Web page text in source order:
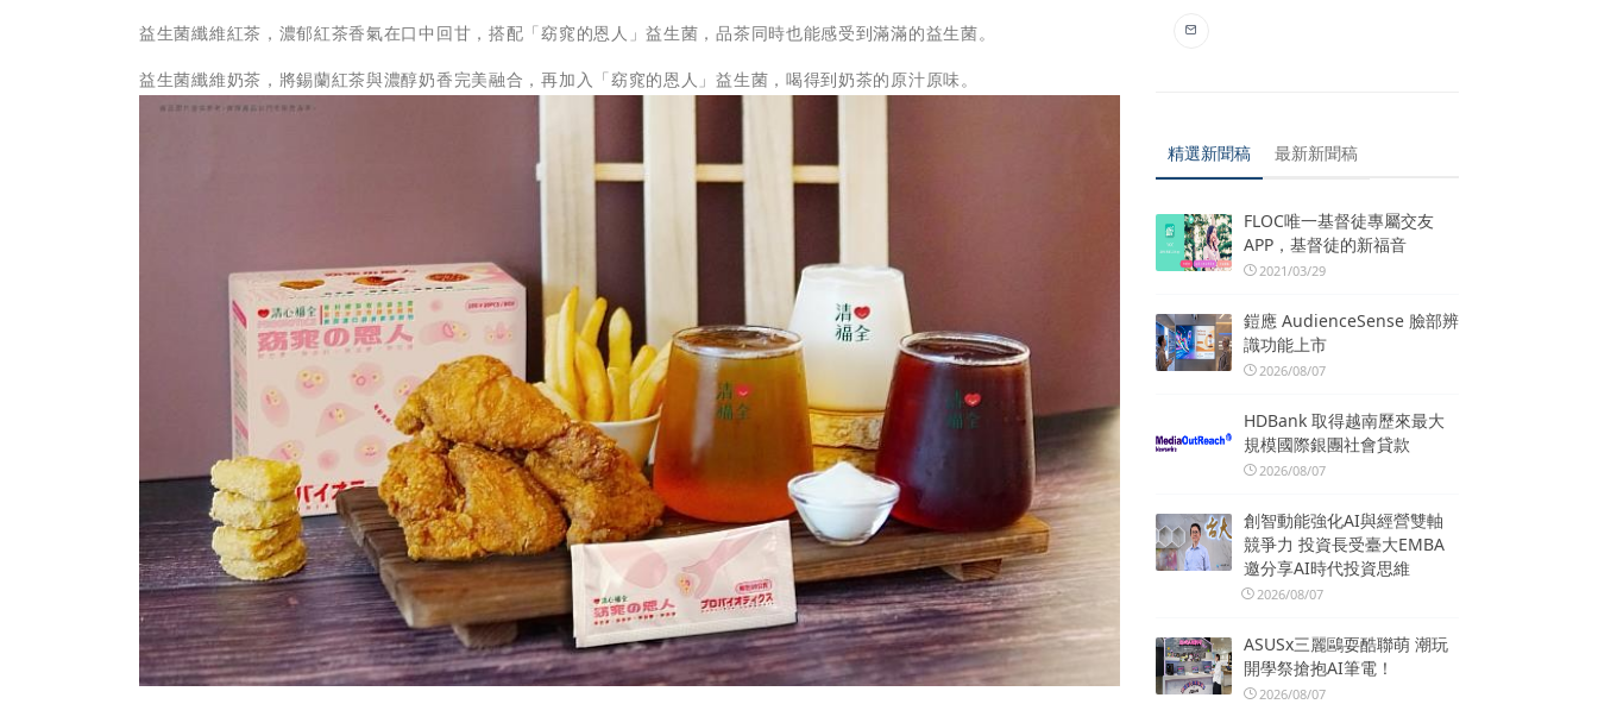
益生菌纖維紅茶，濃郁紅茶香氣在口中回甘，搭配「窈窕的恩人」益生菌，品茶同時也能感受到滿滿的益生菌。
益生菌纖維奶茶，將錫蘭紅茶與濃醇奶香完美融合，再加入「窈窕的恩人」益生菌，喝得到奶茶的原汁原味。
精選新聞稿 最新新聞稿
FLOC唯一基督徒專屬交友
APP，基督徒的新福音
2021/03/29
鎧應 AudienceSense 臉部辨
識功能上市
2026/08/07
HDBank 取得越南歷來最大
規模國際銀團社會貸款
2026/08/07
創智動能強化AI與經營雙軸
競爭力 投資長受臺大EMBA
邀分享AI時代投資思維
2026/08/07
ASUSx三麗鷗耍酷聯萌 潮玩
開學祭搶抱AI筆電！
2026/08/07